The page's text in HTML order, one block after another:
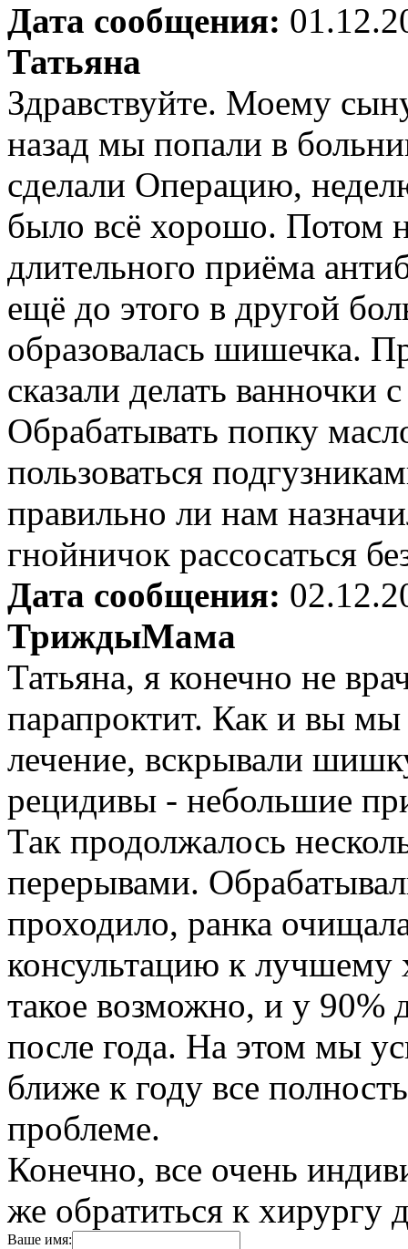
Дата сообщения:
Татьяна
Здравствуйте. Моему
назад мы попали в
сделали Операцию,
было всё хорошо. Потом
длительного приёма
ещё до этого в другой
образовалась шишечка.
сказали делать ванночки
Обрабатывать попку
пользоваться
правильно ли нам
гнойничок рассосаться
Дата сообщения:
ТриждыМама
Татьяна, я конечно не
парапроктит. Как и вы
лечение, вскрывали
рецидивы - небольшие
Так продолжалось
перерывами.
проходило, ранка
консультацию к лучшему
такое возможно, и у 90%
после года. На этом мы
ближе к году все
проблеме.
Конечно, все очень
же обратиться к хирургу
Ваше имя: